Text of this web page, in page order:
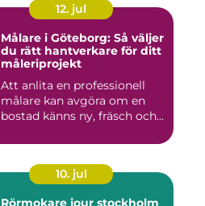
12. jul
Målare i Göteborg: Så väljer
du rätt hantverkare för ditt
måleriprojekt
Att anlita en professionell
målare kan avgöra om en
bostad känns ny, fräsch och...
10. jul
Rörmokare jour stockholm